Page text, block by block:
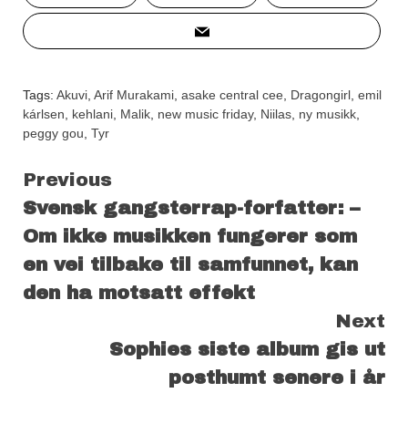
Tags: Akuvi Arif Murakami asake central cee Dragongirl emil
kárlsen
kehlani Malik new music friday, Niilas ny musikk
peggy gou Tyr
Continue
Reading
Previous
Svensk gangsterrap-forfatter: –
Om ikke musikken fungerer som
en vei tilbake til samfunnet, kan
den ha motsatt effekt
Next
Sophies siste album gis ut
posthumt senere i år